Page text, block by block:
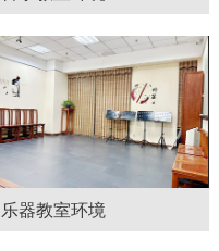
乐器教室环境